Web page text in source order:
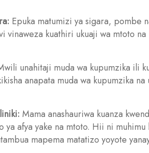
Epuka matumizi ya sigara, pombe
vinaweza kuathiri ukuaji wa mtoto
unahitaji muda wa kupumzika ili
anapata muda wa kupumzika
Mama anashauriwa kuanza
afya yake na mtoto. Hii ni muhimu
mapema matatizo yoyote